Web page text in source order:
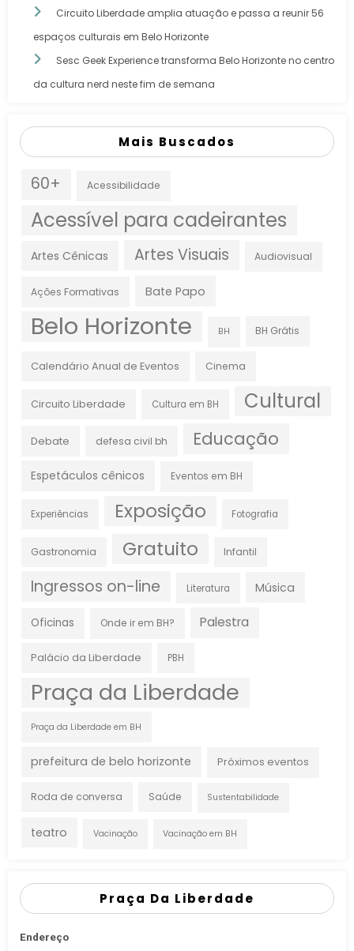
Circuito Liberdade amplia atuação e passa a reunir 56
espaços culturais em Belo Horizonte
Sesc Geek Experience transforma Belo Horizonte no centro
da cultura nerd neste fim de semana
Mais Buscados
60+ Acessibilidade
Acessível para cadeirantes
Artes Cênicas Artes Visuais Audiovisual
Ações Formativas Bate Papo
Belo Horizonte BH BH Grátis
Calendário Anual de Eventos Cinema
Circuito Liberdade Cultura em BH Cultural
Debate defesa civil bh Educação
Espetáculos cênicos Eventos em BH
Experiências Exposição Fotografia
Gastronomia Gratuito Infantil
Ingressos on-line Literatura Música
Oficinas Onde ir em BH? Palestra
Palácio da Liberdade PBH
Praça da Liberdade
Praça da Liberdade em BH
prefeitura de belo horizonte Próximos eventos
Roda de conversa Saúde Sustentabilidade
teatro Vacinação Vacinação em BH
Praça Da Liberdade
Endereço